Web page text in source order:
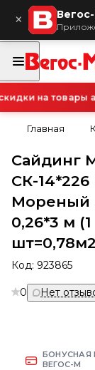
×
на товары
Главная
Сайдинг
СК-14*226
Мореный
0,26*3 м (1
Код: 923865
0 Нет
БОНУСНАЯ
ВЕГОС-М